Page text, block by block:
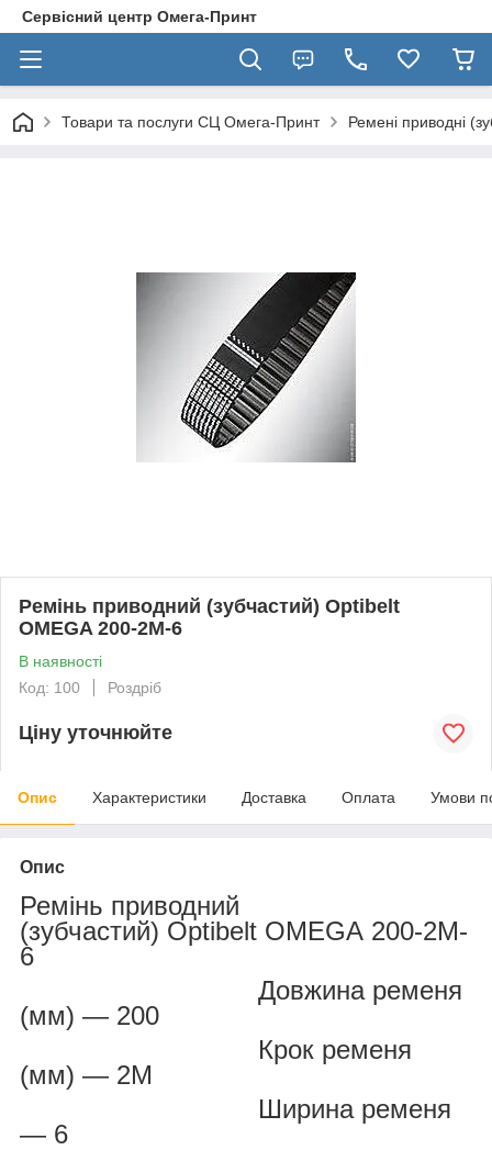
Сервісний центр Омега-Принт
Товари та послуги СЦ Омега-Принт Ремені приводні
Ремінь приводний (зубчастий) Optibelt
OMEGA 200-2M-6
В наявності
Код: 100
Роздріб
Ціну уточнюйте
Опис Характеристики Доставка Оплата Умови
Опис
Ремінь приводний
(зубчастий) Optibelt OMEGA 200-2M-
6
Довжина ременя
(мм) — 200
Крок ременя
(мм) — 2М
Ширина ременя
— 6